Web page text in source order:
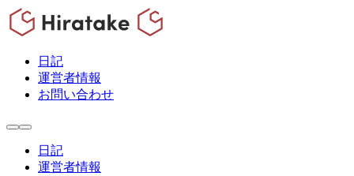
日記
運営者情報
お問い合わせ
日記
運営者情報